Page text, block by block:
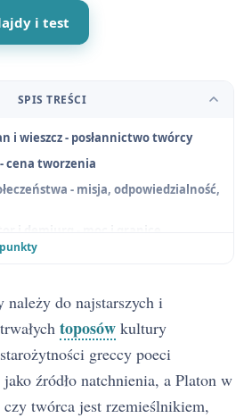
i test
SPIS TREŚCI
i wieszcz - posłannictwo twórcy
cena tworzenia
- misja, odpowiedzialność,
- nowoczesność i
należy do najstarszych i
toposów kultury
greccy poeci
źródło natchnienia, a Platon w
czy twórca jest rzemieślnikiem,